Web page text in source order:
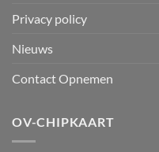
Privacy policy
Nieuws
Contact Opnemen
OV-CHIPKAART